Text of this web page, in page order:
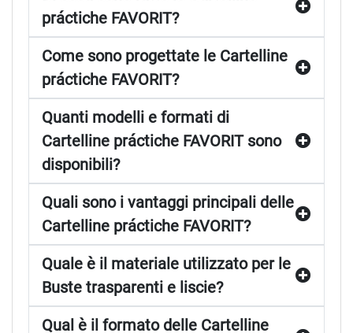
práctiche FAVORIT?
Come sono progettate le Cartelline
práctiche FAVORIT?
Quanti modelli e formati di
Cartelline práctiche FAVORIT sono
disponibili?
Quali sono i vantaggi principali delle
Cartelline práctiche FAVORIT?
Quale è il materiale utilizzato per le
Buste trasparenti e liscie?
Qual è il formato delle Cartelline